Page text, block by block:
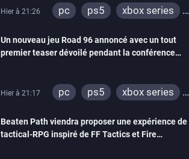
Hier à 21:26 pc ps5
xbox series
xbox one
switch 2
Un nouveau jeu Road 96 annoncé avec un tout
premier teaser dévoilé pendant la conférence
Hier à 21:17 pc ps5
xbox series
xbox one
Beaten Path viendra proposer une expérience de
tactical-RPG inspiré de FF Tactics et Fire